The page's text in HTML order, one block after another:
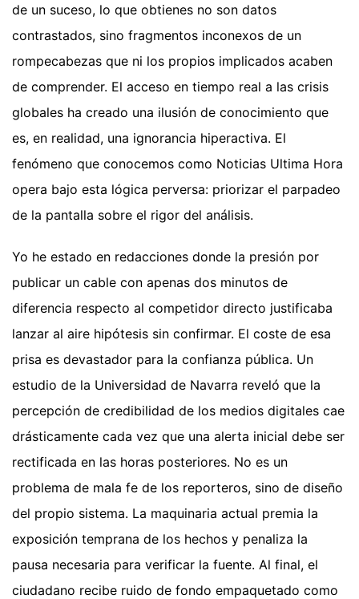
de un suceso, lo que obtienes no son datos
contrastados, sino fragmentos inconexos de un
rompecabezas que ni los propios implicados acaben
de comprender. El acceso en tiempo real a las crisis
globales ha creado una ilusión de conocimiento que
es, en realidad, una ignorancia hiperactiva. El
fenómeno que conocemos como Noticias Ultima Hora
opera bajo esta lógica perversa: priorizar el parpadeo
de la pantalla sobre el rigor del análisis.
Yo he estado en redacciones donde la presión por
publicar un cable con apenas dos minutos de
diferencia respecto al competidor directo justificaba
lanzar al aire hipótesis sin confirmar. El coste de esa
prisa es devastador para la confianza pública. Un
estudio de la Universidad de Navarra reveló que la
percepción de credibilidad de los medios digitales cae
drásticamente cada vez que una alerta inicial debe ser
rectificada en las horas posteriores. No es un
problema de mala fe de los reporteros, sino de diseño
del propio sistema. La maquinaria actual premia la
exposición temprana de los hechos y penaliza la
pausa necesaria para verificar la fuente. Al final, el
ciudadano recibe ruido de fondo empaquetado como